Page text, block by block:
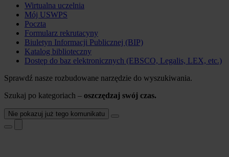
Wirtualna uczelnia
Mój USWPS
Poczta
Formularz rekrutacyny
Biuletyn Informacji Publicznej (BIP)
Katalog biblioteczny
Dostęp do baz elektronicznych (EBSCO, Legalis, LEX, etc.)
Sprawdź nasze rozbudowane narzędzie do wyszukiwania.
Szukaj po kategoriach – oszczędzaj swój czas.
Nie pokazuj już tego komunikatu